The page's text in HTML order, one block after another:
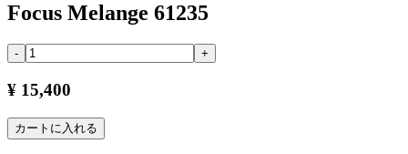
Focus Melange 61235
- +
¥ 15,400
カートに入れる